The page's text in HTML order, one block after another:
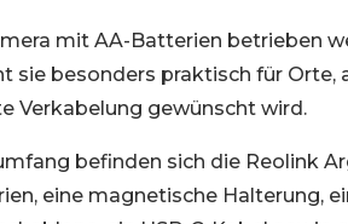
mit AA-Batterien betrieben
sie besonders praktisch für
Verkabelung gewünscht wird.
befinden sich die Reolink
eine magnetische Halterung,